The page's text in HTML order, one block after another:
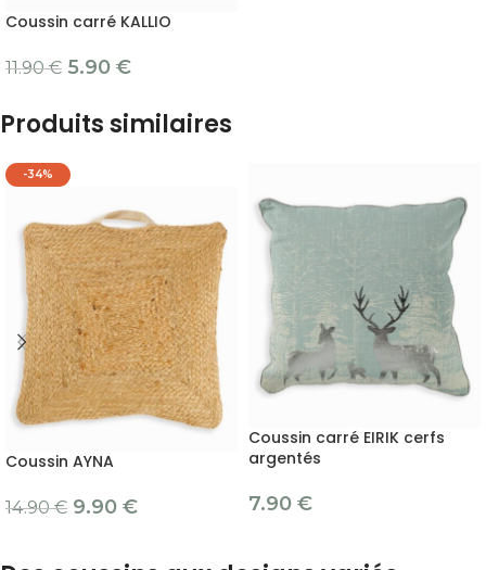
Coussin carré KALLIO
11.90€ 5.90 €
Produits similaires
-34%
Coussin AYNA
14.90€ 9.90 €
Coussin carré EIRIK cerfs
argentés
7.90 €